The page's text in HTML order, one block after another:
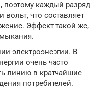
поэтому каждый разряд
вольт, что составляет
Эффект такой же,
электроэнергии. В
очень часто
линию в кратчайшие
потребителей.